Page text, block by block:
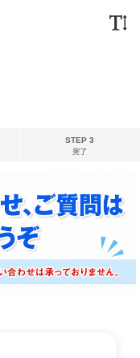
STEP 3
完了